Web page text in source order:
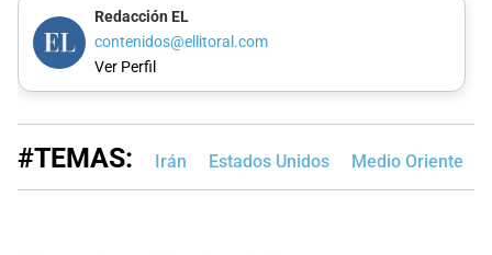
Redacción EL
contenidos@ellitoral.com
Ver Perfil
#TEMAS: Irán Estados Unidos Medio Oriente